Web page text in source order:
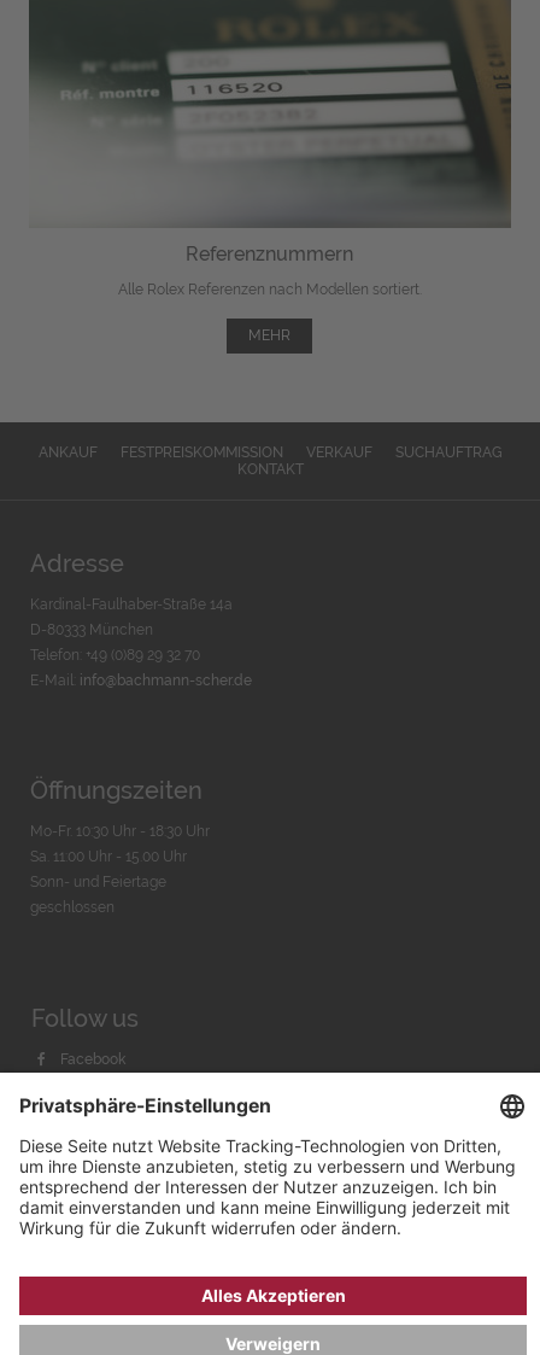
Referenznummern
Alle Rolex Referenzen nach Modellen sortiert.
MEHR
ANKAUF FESTPREISKOMMISSION VERKAUF
SUCHAUFTRAG
KONTAKT
Adresse
Kardinal-Faulhaber-Straße 14a
D-80333 München
Telefon: +49 (0)89 29 32 70
E-Mail: info@bachmann-scher.de
Öffnungszeiten
Mo-Fr. 10:30 Uhr - 18:30 Uhr
Sa. 11:00 Uhr - 15.00 Uhr
Sonn- und Feiertage
geschlossen
Follow us
Facebook
Youtube
Bachmann & Scher GmbH / Watchandco GmbH
IMPRESSUM